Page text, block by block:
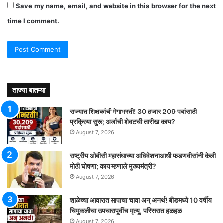
Save my name, email, and website in this browser for the next
time I comment.
ताज्या बातम्या
राज्यात शिक्षकांची मेगाभरती! 30 हजार 209 पदांसाठी
प्रक्रिया सुरू; अर्जाची शेवटची तारीख काय?
August 7, 2026
राष्ट्रीय ओबीसी महासंघाच्या अधिवेशनाआधी फडणवीसांनी केली
मोठी घोषणा; काय म्हणाले मुख्यमंत्री?
August 7, 2026
शाळेच्या आवारात सापाचा चावा अन् अनर्थ! बीडमध्ये 10 वर्षीय
चिमुकलीचा उपचारापूर्वीच मृत्यू, परिसरात हळहळ
August 7, 2026